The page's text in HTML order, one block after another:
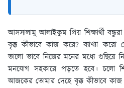
আসসালামু আলাইকুম প্রিয় শিক্ষার্থী
বৃক্ক কীভাবে কাজ করে? ব্যাখ্যা করো
ভালো ভাবে নিজের মনের মধ্যে গুছিয়ে
মনযোগ সহকারে পড়তে হবে। চলো
আজকের তোমার দেহে বৃক্ক কীভাবে কাজ